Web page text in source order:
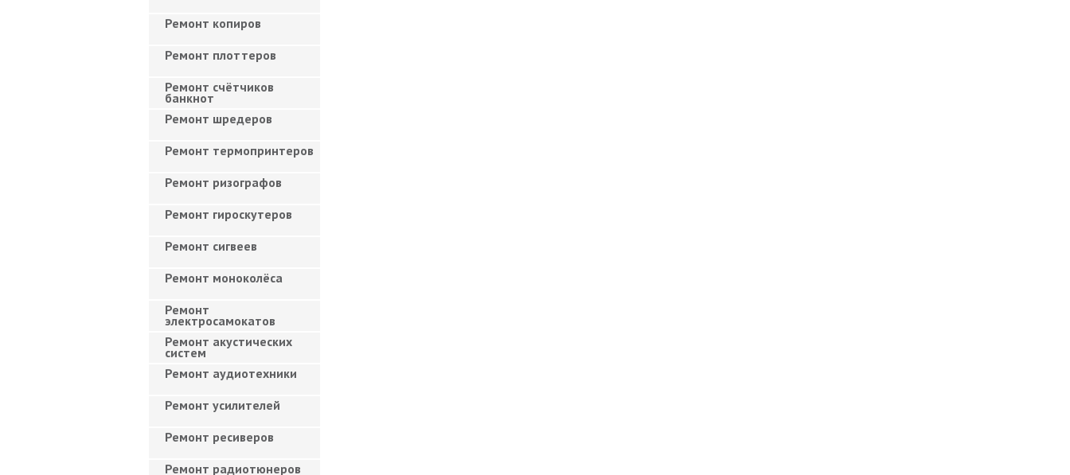
Ремонт копиров
Ремонт плоттеров
Ремонт счётчиков
банкнот
Ремонт шредеров
Ремонт термопринтеров
Ремонт ризографов
Ремонт гироскутеров
Ремонт сигвеев
Ремонт моноколёса
Ремонт
электросамокатов
Ремонт акустических
систем
Ремонт аудиотехники
Ремонт усилителей
Ремонт ресиверов
Ремонт радиотюнеров